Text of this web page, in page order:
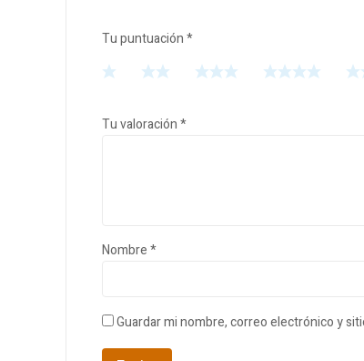
Tu puntuación*
Tu valoración*
Nombre*
Guardar mi nombre, correo electrónico y